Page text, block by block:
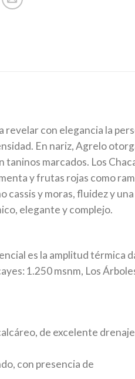
revelar con elegancia la
En nariz, Agrelo
marcados. Los
y frutas rojas como
cassis y moras, fluidez y
elegante y complejo.
es la amplitud térmica
1.250 msnm, Los
de excelente
con presencia de